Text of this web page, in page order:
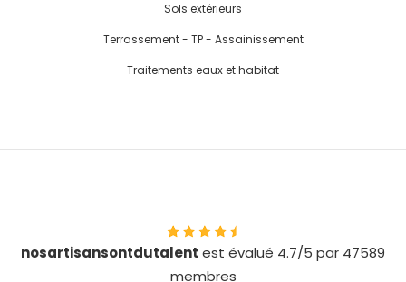
Sols extérieurs
Terrassement - TP - Assainissement
Traitements eaux et habitat
nosartisansontdutalent est évalué 4.7/5 par 47589
membres